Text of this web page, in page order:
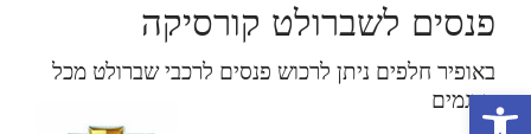
פתח סרגל נגישות
פנסים לשברולט קורסיקה
באופיר חלפים ניתן לרכוש פנסים לרכבי שברולט מכל
הדגמים